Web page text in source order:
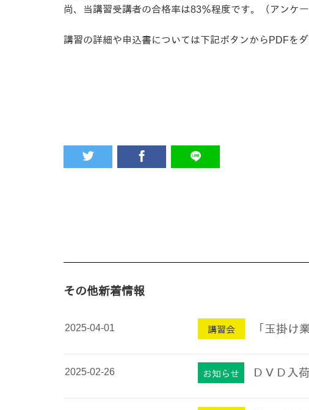
尚、当講習受講者の合格率は83％程度です。（アンケー
講習の詳細や申込書については下記ボタンからPDFを
その他新着情報
2025-04-01 講習会 「玉掛け
2025-02-26 お知らせ ＤＶＤ入